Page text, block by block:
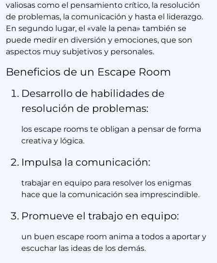
valiosas como el pensamiento crítico, la resolución
de problemas, la comunicación y hasta el liderazgo.
En segundo lugar, el «vale la pena» también se
puede medir en diversión y emociones, que son
aspectos muy subjetivos y personales.
Beneficios de un Escape Room
Desarrollo de habilidades de
resolución de problemas:
los escape rooms te obligan a pensar de forma
creativa y lógica.
Impulsa la comunicación:
trabajar en equipo para resolver los enigmas
hace que la comunicación sea imprescindible.
Promueve el trabajo en equipo:
un buen escape room anima a todos a aportar y
escuchar las ideas de los demás.